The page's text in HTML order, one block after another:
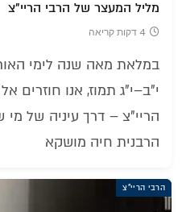
מליל המעצר של הרבי הריי"צ
4 דקות קריאה
במלאת מאה שנה לימי
י"ב–י"ג תמוז, אנו חוזרים
הריי"צ – דרך עיניה של
הרבנית חיה מושקא
הרבי הריי"צ